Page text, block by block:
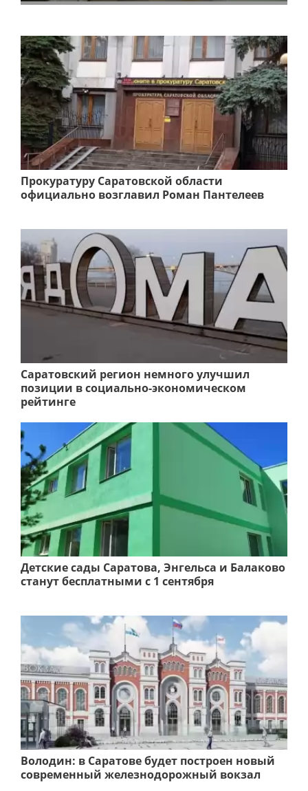
Прокуратуру Саратовской области
официально возглавил Роман Пантелеев
Саратовский регион немного улучшил
позиции в социально-экономическом
рейтинге
Детские сады Саратова, Энгельса и Балаково
станут бесплатными с 1 сентября
Володин: в Саратове будет построен новый
современный железнодорожный вокзал